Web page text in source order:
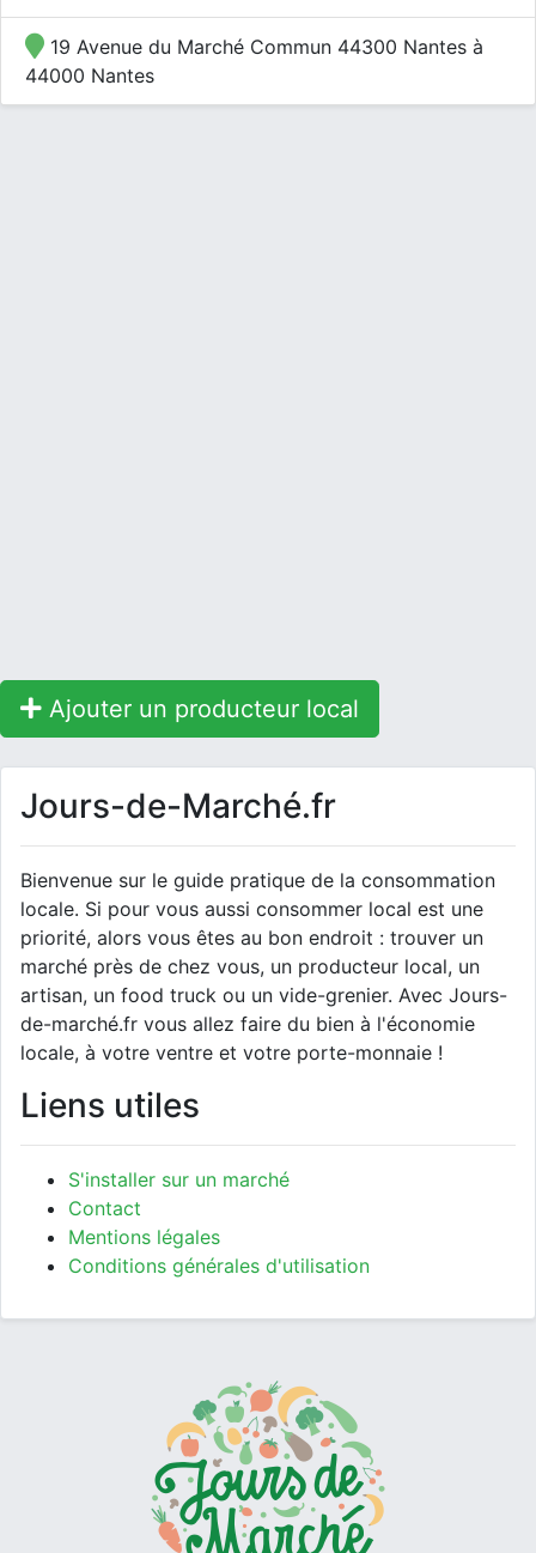
19 Avenue du Marché Commun 44300 Nantes à
44000 Nantes
Ajouter un producteur local
Jours-de-Marché.fr
Bienvenue sur le guide pratique de la consommation
locale. Si pour vous aussi consommer local est une
priorité, alors vous êtes au bon endroit : trouver un
marché près de chez vous, un producteur local, un
artisan, un food truck ou un vide-grenier. Avec Jours-
de-marché.fr vous allez faire du bien à l'économie
locale, à votre ventre et votre porte-monnaie !
Liens utiles
S'installer sur un marché
Contact
Mentions légales
Conditions générales d'utilisation